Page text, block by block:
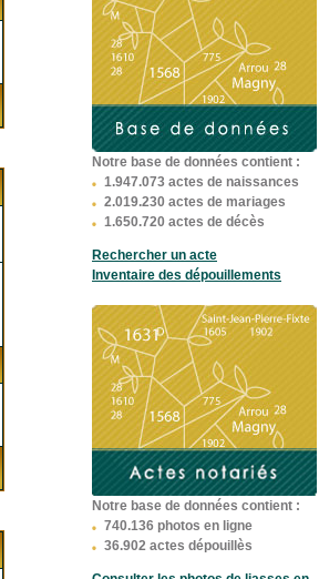
1903 - 1952
86 actes
Chartres
1700 - 1723-371 actes
Villedieu-le-Château
1903 - 1952-285 actes
Courtoulin
1903 - 1942 -23 actes
Saint-Maurice-sur-Huisne
1903 - 1942 -63 actes
Ternay
1636 - 1776 -724 actes
Notre base de données contient :
1.947.073 actes de naissances
2.019.230 actes de mariages
1.650.720 actes de décès
Rechercher un acte
Inventaire des dépouillements
Notre base de données contient :
740.136 photos en ligne
36.902 actes dépouillès